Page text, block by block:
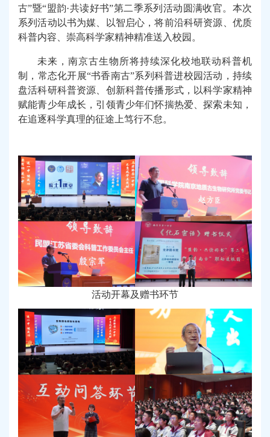
古”暨“盟韵·共读好书”第二季系列活动圆满收官。本次
系列活动以书为媒、以智启心，将前沿科研资源、优质
科普内容、崇高科学家精神精准送入校园。
未来，南京古生物所将持续深化校地联动科普机
制，常态化开展“书香南古”系列科普进校园活动，持续
盘活科研科普资源、创新科普传播形式，以科学家精神
赋能青少年成长，引领青少年们怀揣热爱、探索未知，
在追逐科学真理的征途上笃行不怠。
活动开幕及赠书环节